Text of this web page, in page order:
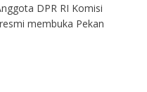
DPR RI Komisi
membuka Pekan